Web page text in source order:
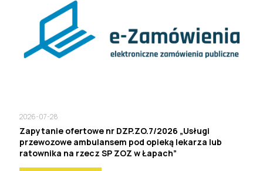
2026-07-28
Zapytanie ofertowe nr DZP.ZO.7/2026 „Usługi
przewozowe ambulansem pod opieką lekarza lub
ratownika na rzecz SP ZOZ w Łapach”